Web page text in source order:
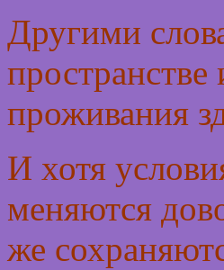
Другими
пространстве
проживания
И хотя
меняются
же